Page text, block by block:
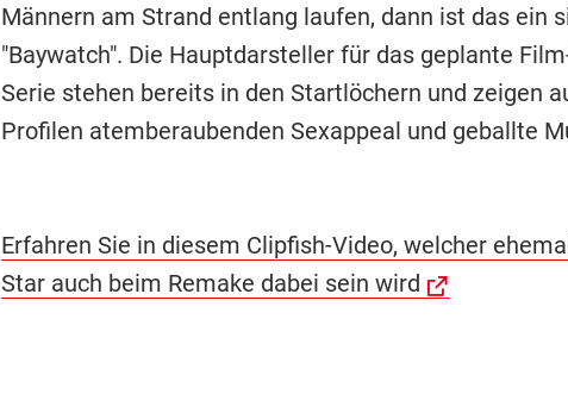
Männern am Strand entlang laufen, dann ist das ein
"Baywatch". Die Hauptdarsteller für das geplante
Serie stehen bereits in den Startlöchern und zeigen
Profilen atemberaubenden Sexappeal und geballte
Erfahren Sie in diesem Clipfish-Video, welcher
Star auch beim Remake dabei sein wird